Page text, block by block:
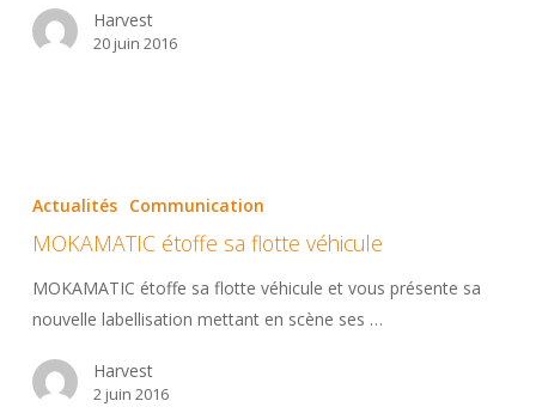
Harvest
20 juin 2016
flotte
véhicule
Actualités Communication
MOKAMATIC étoffe sa flotte véhicule
MOKAMATIC étoffe sa flotte véhicule et vous présente sa
nouvelle labellisation mettant en scène ses …
Harvest
2 juin 2016